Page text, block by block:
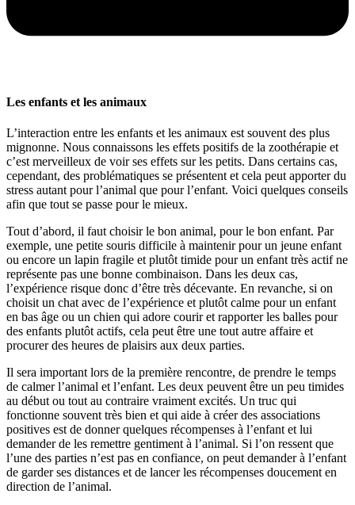
Les enfants et les animaux
L’interaction entre les enfants et les animaux est souvent des plus
mignonne. Nous connaissons les effets positifs de la zoothérapie et
c’est merveilleux de voir ses effets sur les petits. Dans certains cas,
cependant, des problématiques se présentent et cela peut apporter du
stress autant pour l’animal que pour l’enfant. Voici quelques conseils
afin que tout se passe pour le mieux.
Tout d’abord, il faut choisir le bon animal, pour le bon enfant. Par
exemple, une petite souris difficile à maintenir pour un jeune enfant
ou encore un lapin fragile et plutôt timide pour un enfant très actif ne
représente pas une bonne combinaison. Dans les deux cas,
l’expérience risque donc d’être très décevante. En revanche, si on
choisit un chat avec de l’expérience et plutôt calme pour un enfant
en bas âge ou un chien qui adore courir et rapporter les balles pour
des enfants plutôt actifs, cela peut être une tout autre affaire et
procurer des heures de plaisirs aux deux parties.
Il sera important lors de la première rencontre, de prendre le temps
de calmer l’animal et l’enfant. Les deux peuvent être un peu timides
au début ou tout au contraire vraiment excités. Un truc qui
fonctionne souvent très bien et qui aide à créer des associations
positives est de donner quelques récompenses à l’enfant et lui
demander de les remettre gentiment à l’animal. Si l’on ressent que
l’une des parties n’est pas en confiance, on peut demander à l’enfant
de garder ses distances et de lancer les récompenses doucement en
direction de l’animal.